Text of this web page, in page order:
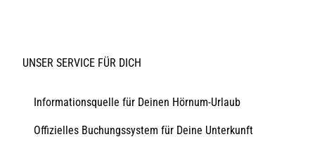
UNSER SERVICE FÜR DICH
Informationsquelle für Deinen Hörnum-Urlaub
Offizielles Buchungssystem für Deine Unterkunft